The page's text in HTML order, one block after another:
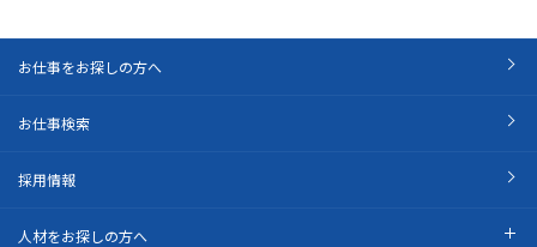
お仕事をお探しの方へ
お仕事検索
採用情報
人材をお探しの方へ